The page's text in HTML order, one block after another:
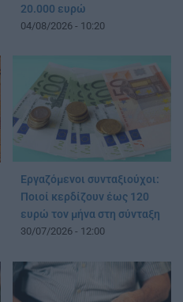
20.000 ευρώ
04/08/2026 - 10:20
Εργαζόμενοι συνταξιούχοι:
Ποιοί κερδίζουν έως 120
ευρώ τον μήνα στη σύνταξη
30/07/2026 - 12:00